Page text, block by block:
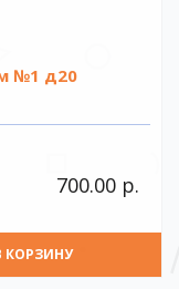
№1 д20
700.00 р.
КОРЗИНУ